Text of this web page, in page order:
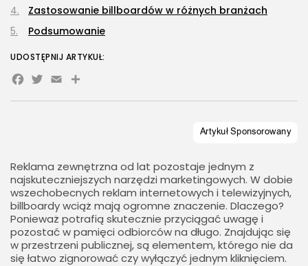
Reklama zewnętrzna od lat pozostaje jednym z
najskuteczniejszych narzędzi marketingowych. W dobie
wszechobecnych reklam internetowych i telewizyjnych,
billboardy wciąż mają ogromne znaczenie. Dlaczego?
Ponieważ potrafią skutecznie przyciągać uwagę i
pozostać w pamięci odbiorców na długo. Znajdując się
w przestrzeni publicznej, są elementem, którego nie da
się łatwo zignorować czy wyłączyć jednym kliknięciem.
Zastosowanie billboardów w różnych branżach
Podsumowanie
UDOSTĘPNIJ ARTYKUŁ:
Facebook
Twitter
EmailShare